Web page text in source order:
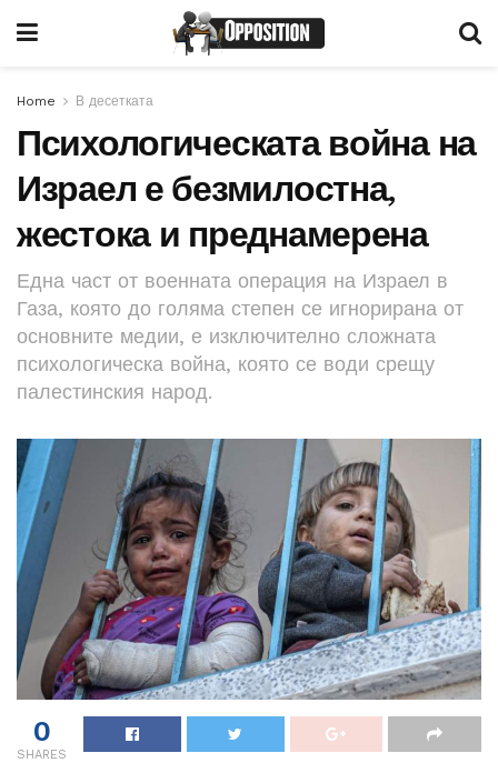
Home В десетката
Психологическата война на
Израел е безмилостна,
жестока и преднамерена
Една част от военната операция на Израел в
Газа, която до голяма степен се игнорирана от
основните медии, е изключително сложната
психологическа война, която се води срещу
палестинския народ.
0
SHARES